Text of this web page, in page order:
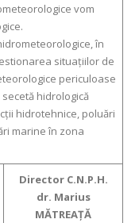
vom
în
situațiilor de
periculoase
hidrologică
hidrotehnice, poluări
marine în zona
Director C.N.P.H.
dr. Marius
MĂTREAȚĂ